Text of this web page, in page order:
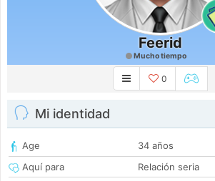
Feerid
Mucho tiempo
0
Mi identidad
Age
34 años
Aquí para
Relación seria